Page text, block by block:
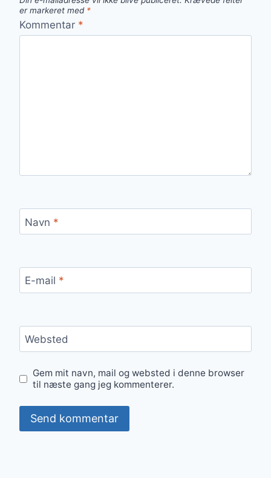
er markeret med *
Kommentar *
Navn *
E-mail *
Websted
Gem mit navn, mail og websted i denne browser
til næste gang jeg kommenterer.